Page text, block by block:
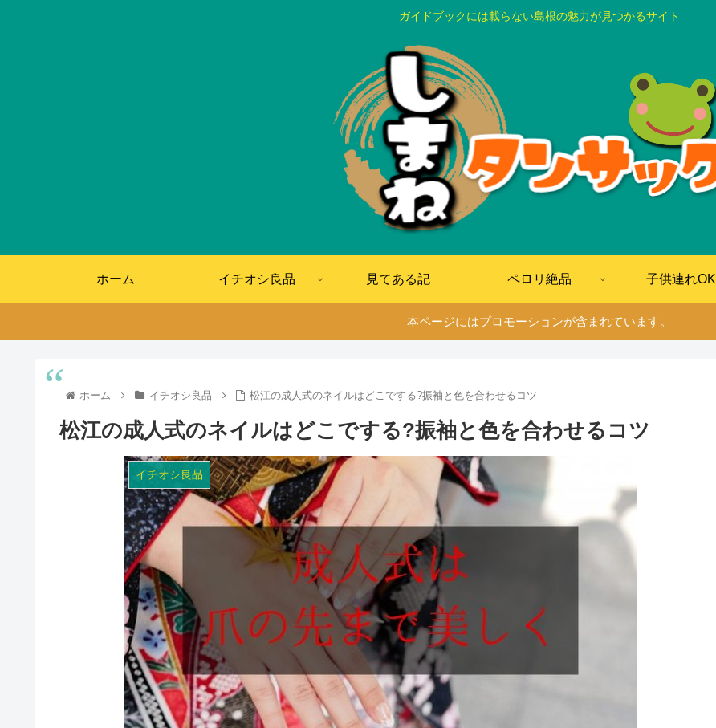
ガイドブックには載らない島根の魅力が見つかるサイト
ホーム イチオシ良品 見てある記 ペロリ絶品 子供連れOK
本ページにはプロモーションが含まれています。
ホーム イチオシ良品 松江の成人式のネイルはどこでする?振袖と色を合わせるコツ
松江の成人式のネイルはどこでする?振袖と色を合わせるコツ
イチオシ良品